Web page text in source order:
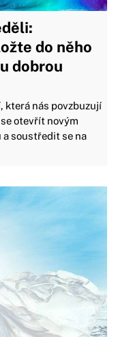
do něho
dobrou
která nás povzbuzují
se otevřít novým
a soustředit se na